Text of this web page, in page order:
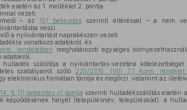
esetén az 1. melléklet 2. pontja
vezeti.
– az (5) bekezdésszerinti eltéréssel – a nem
veszi.
a nyilvántartást naprakészen vezeti
vonatkozó adatokról, és
rendeletben meghatározott egységes
szállítója a nyilvántartás-vezetési
szabályairól szóló 225/2015. (VIII. 7.) Korm.
elektronikus formában tárolja és megőrzi, valamint az
§ (1) bekezdés c) pontja szerinti hulladékszállítás esetén
képződésének helyét (településnév, településkód), a